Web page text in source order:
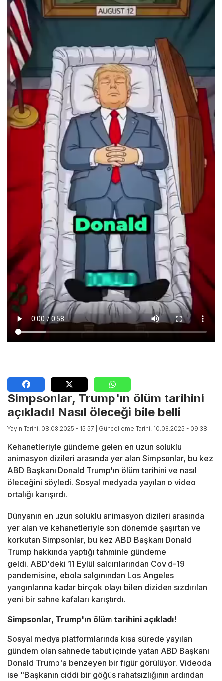
Simpsonlar, Trump'ın ölüm tarihini
açıkladı! Nasıl öleceği bile belli
Yayın Tarihi: 08.08.2025 - 15:57 | Güncelleme Tarihi: 10.08.2025 - 09:38
Kehanetleriyle gündeme gelen en uzun soluklu
animasyon dizileri arasında yer alan Simpsonlar, bu kez
ABD Başkanı Donald Trump'ın ölüm tarihini ve nasıl
öleceğini söyledi. Sosyal medyada yayılan o video
ortalığı karışırdı.
Dünyanın en uzun soluklu animasyon dizileri arasında
yer alan ve kehanetleriyle son dönemde şaşırtan ve
korkutan Simpsonlar, bu kez ABD Başkanı Donald
Trump hakkında yaptığı tahminle gündeme
geldi. ABD'deki 11 Eylül saldırılarından Covid-19
pandemisine, ebola salgınından Los Angeles
yangınlarına kadar birçok olayı bilen diziden sızdırılan
yeni bir sahne kafaları karıştırdı.
Simpsonlar, Trump'ın ölüm tarihini açıkladı!
Sosyal medya platformlarında kısa sürede yayılan
gündem olan sahnede tabut içinde yatan ABD Başkanı
Donald Trump'a benzeyen bir figür görülüyor. Videoda
ise "Başkanın ciddi bir göğüs rahatsızlığının ardından